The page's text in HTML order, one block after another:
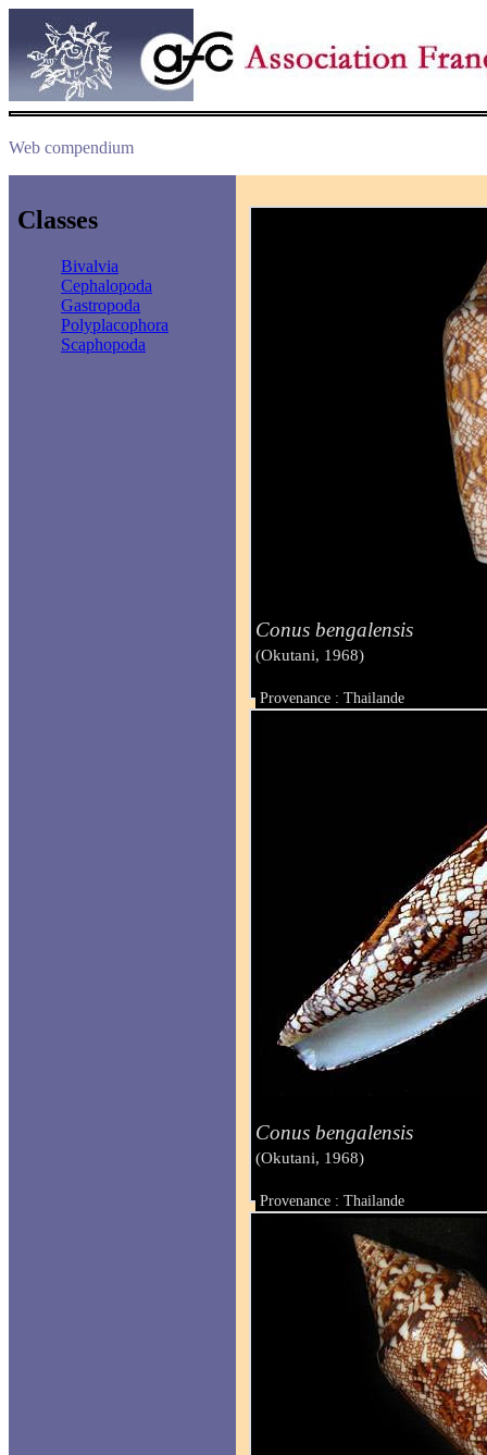
Web compendium
Classes
Bivalvia
Cephalopoda
Gastropoda
Polyplacophora
Scaphopoda
Conus bengalensis
(Okutani, 1968)
Provenance : Thailande
Taille : 12.3 mm
Conus bengalensis
(Okutani, 1968)
Provenance : Thailande
Taille : 99 mm